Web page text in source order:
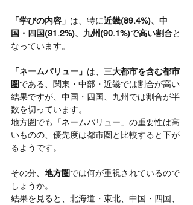
「学びの内容」 は、特に近畿(89.4%)、中
国・四国(91.2%)、九州(90.1%)で高い割合と
なっています。
「ネームバリュー」 は、 三大都市を含む都市
圏である、関東・中部・近畿では割合が高い
結果ですが、中国・四国、九州では割合が半
数を切っています。
地方圏でも「ネームバリュー」の重要性は高
いものの、優先度は都市圏と比較すると下が
るようです。
その分、 地方圏では何が重視されているので
しょうか。
結果を見ると、北海道・東北、中国・四国、